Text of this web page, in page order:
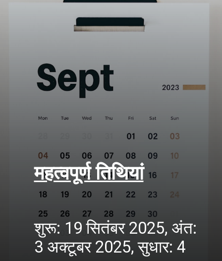
महत्वपूर्ण तिथियां
शुरू: 19 सितंबर 2025, अंत:
3 अक्टूबर 2025, सुधार: 4